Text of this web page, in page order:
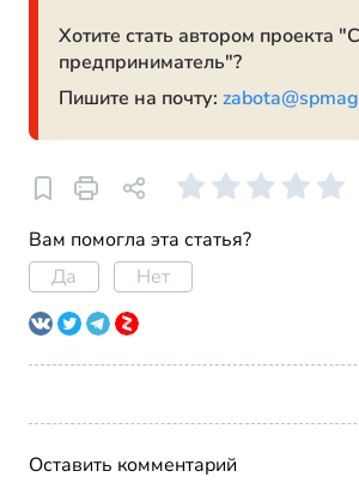
Хотите стать автором проекта
предприниматель"?
Пишите на почту:
Вам помогла эта статья?
Да
Нет
Оставить комментарий